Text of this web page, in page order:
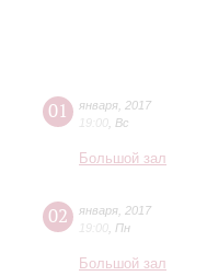
01 января 2017
19:00 Вс
Большой зал
02 января 2017
19:00 Пн
Большой зал